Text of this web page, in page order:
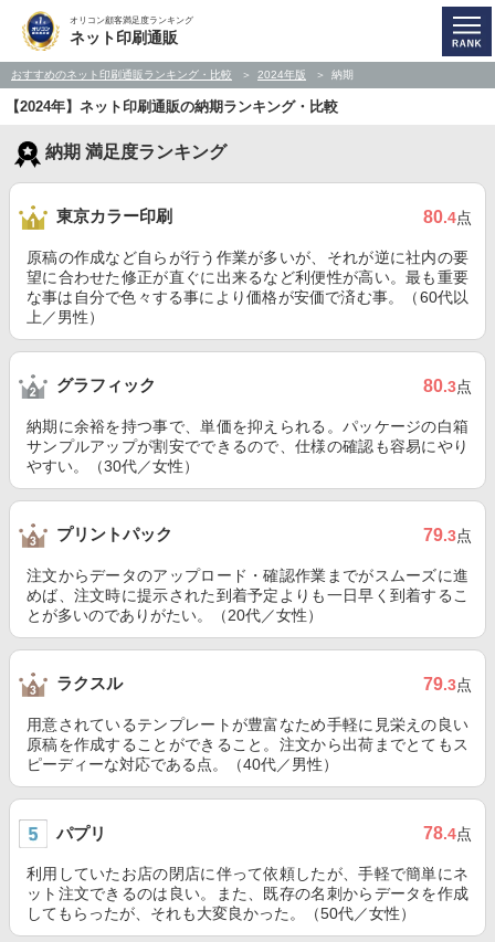
オリコン顧客満足度ランキング
ネット印刷通販
おすすめのネット印刷通販ランキング・比較 2024年版 納期
【2024年】ネット印刷通販の納期ランキング・比較
納期 満足度ランキング
東京カラー印刷 80.4点
原稿の作成など自らが行う作業が多いが、それが逆に社内の要
望に合わせた修正が直ぐに出来るなど利便性が高い。最も重要
な事は自分で色々する事により価格が安価で済む事。（60代以
上／男性）
グラフィック 80.3点
納期に余裕を持つ事で、単価を抑えられる。パッケージの白箱
サンプルアップが割安でできるので、仕様の確認も容易にやり
やすい。（30代／女性）
プリントパック 79.3点
注文からデータのアップロード・確認作業までがスムーズに進
めば、注文時に提示された到着予定よりも一日早く到着するこ
とが多いのでありがたい。（20代／女性）
ラクスル 79.3点
用意されているテンプレートが豊富なため手軽に見栄えの良い
原稿を作成することができること。注文から出荷までとてもス
ピーディーな対応である点。（40代／男性）
パプリ 78.4点
利用していたお店の閉店に伴って依頼したが、手軽で簡単にネ
ット注文できるのは良い。また、既存の名刺からデータを作成
してもらったが、それも大変良かった。（50代／女性）